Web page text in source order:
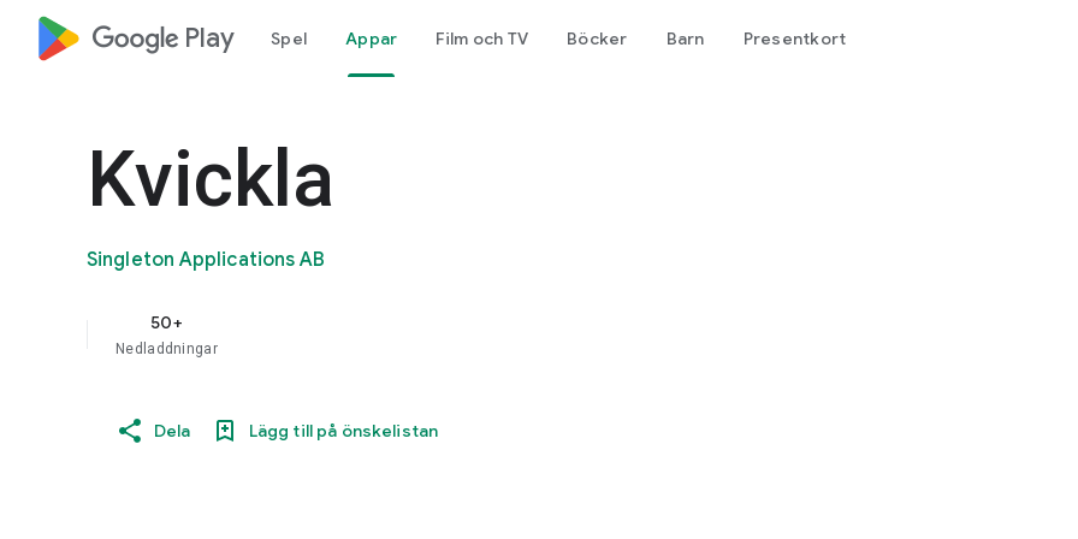
google_logo Play Spel Appar Film och TV Böcker Barn Presentkort
Kvickla
Singleton Applications AB
50+
Nedladdningar
Dela Lägg till på önskelistan